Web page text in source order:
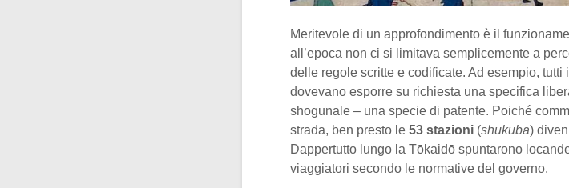
Meritevole di un approfondimento è il
all’epoca non ci si limitava semplicemente a
delle regole scritte e codificate. Ad esempio,
dovevano esporre su richiesta una specifica
shogunale – una specie di patente. Poiché
strada, ben presto le 53 stazioni (shukuba)
Dappertutto lungo la Tōkaidō spuntarono
viaggiatori secondo le normative del governo.